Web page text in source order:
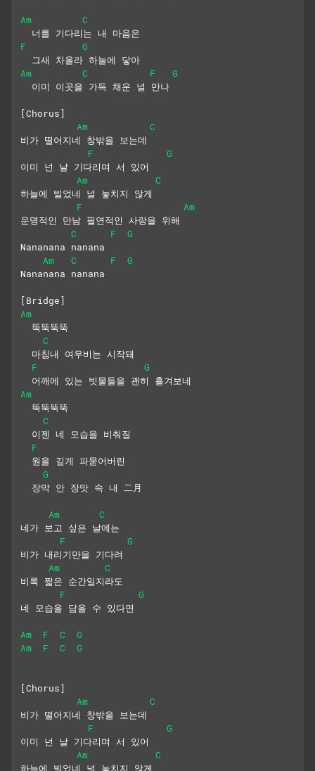
Am
C
  너를 기다리는 내 마음은
F
G
  그새 차올라 하늘에 닿아
Am
C F
G
  이미 이곳을 가득 채운 널 만나
[Chorus]
Am
C
비가 떨어지네 창밖을 보는데
F
G
이미 넌 날 기다리며 서 있어
Am
C
하늘에 빌었네 널 놓치지 않게
F
Am
운명적인 만남 필연적인 사랑을 위해
C
F
G
Nananana nanana
Am
C F
G
Nananana nanana
[Bridge]
Am
  뚝뚝뚝뚝
C
  마침내 여우비는 시작돼
F
G
  어깨에 있는 빗물들을 괜히 흘겨보네
Am
  뚝뚝뚝뚝
C
  이젠 네 모습을 비춰질
F
  원을 깊게 파묻어버린
G
  장막 안 장맛 속 내 二月
Am
C
네가 보고 싶은 날에는
F
G
비가 내리기만을 기다려
Am
C
비록 짧은 순간일지라도
F
G
네 모습을 담을 수 있다면
Am F C
G
Am
F C G
[Chorus]
Am
C
비가 떨어지네 창밖을 보는데
F
G
이미 넌 날 기다리며 서 있어
Am
C
하늘에 빌었네 널 놓치지 않게